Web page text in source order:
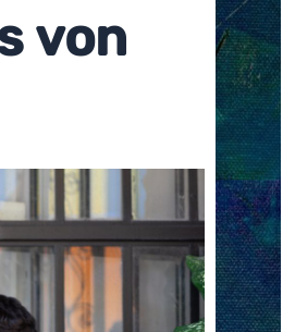
von